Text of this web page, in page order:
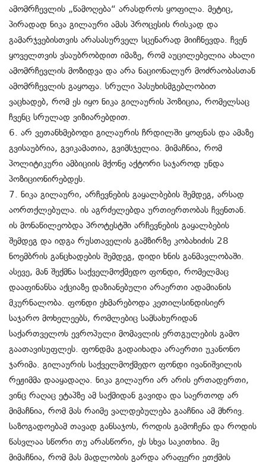
ამომრჩევლის „წამოღება“ არასდროს ყოფილა. მეტიც,
პირადად ნიკა გილაური ამას პროცესის რისკად და
გამარჯვებისთვის არასასურველ სცენარად მიიჩნევდა. ჩვენ
ყოველთვის ვსაუბრობდით იმაზე, რომ აუცილებელია ახალი
ამომრჩევლის მოზიდვა და არა ნაციონალურ მოძრაობასთან
ამომრჩევლის გაყოფა. სრული პასუხისმგებლობით
ვაცხადებ, რომ ეს იყო ნიკა გილაურის პოზიცია, რომელსაც
ჩვენც სრულად ვიზიარებდით.
6. არ ვეთანხმებოდი გილაურის ჩრდილში ყოფნას და ამაზე
გვისაუბრია, გვიკამათია, გვიმსჯელია. მიმაჩნია, რომ
პოლიტიკური ამბიციის მქონე აქტორი საჯაროდ უნდა
პოზიციონირებდეს.
7. ნიკა გილაური, არჩევნების გაყალბების შემდეგ, არსად
აორთქლებულა. ის აგრძელებდა ურთიერთობას ჩვენთან.
ის მონაწილეობდა პროტესტში არჩევნების გაყალბების
შემდეგ და იდგა რუსთაველის გამზირზე კობახიძის 28
ნოემბრის განცხადების შემდეგ, დიდი ხნის განმავლობაში.
ასევე, მან შექმნა საქველმოქმედო ფონდი, რომელმაც
დააფინანსა აქციაზე დაზიანებული არაერთი ადამიანის
მკურნალობა. ფონდი ეხმარებოდა კეთილსინდისიერ
საჯარო მოხელეებს, რომლებიც სამსახურიდან
საქართველოს ევროპული მომავლის ერთგულების გამო
გაათავისუფლეს. ფონდმა გადაიხადა არაერთი უკანონო
ჯარიმა. გილაურის საქველმოქმედო ფონდი ივანიშვილის
რეჟიმმა დააყადაღა. ნიკა გილაური არ არის ერთადერთი,
ვინც რაღაც ეტაპზე ამ საქმიდან გავიდა და საერთოდ არ
მიმაჩნია, რომ მას რაიმე ვალდებულება გააჩნია ამ მხრივ.
საზოგადოებამ თავად განსაჯოს, როდის გამოჩენა და როდის
წასვლაა სწორი თუ არასწორი, ეს სხვა საკითხია. მე
მიმაჩნია, რომ მას მადლობის გარდა არაფერი ეთქმის